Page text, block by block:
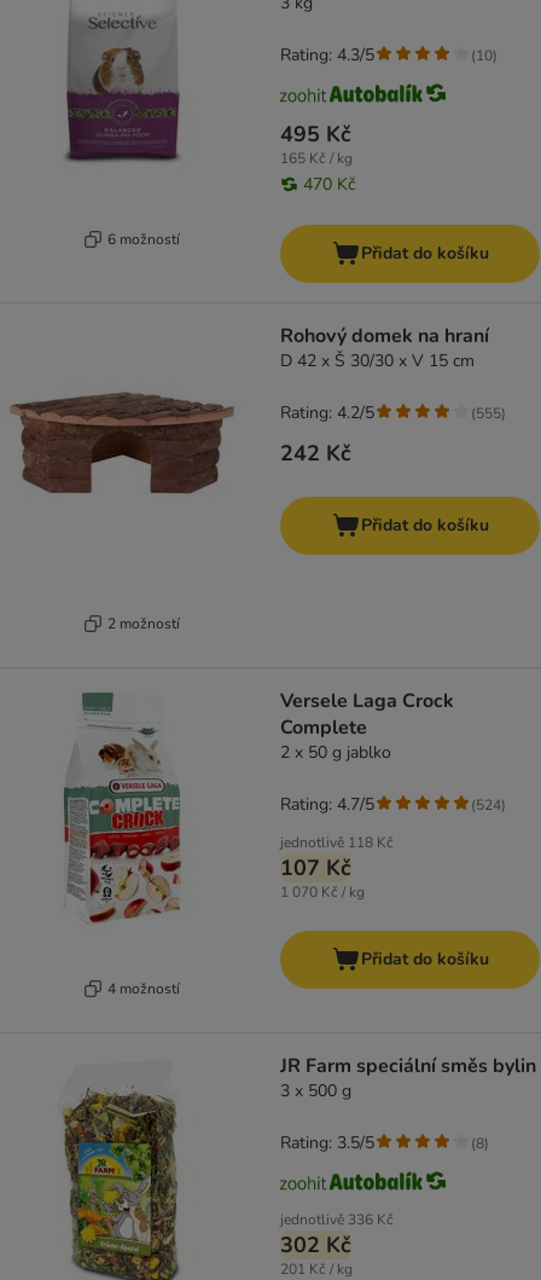
6 možností
495 Kč
165 Kč / kg
470 Kč
Rating: 4.3/5 (10)
Přidat do košíku
2 možností
Rohový domek na hraní
D 42 x Š 30/30 x V 15 cm
242 Kč
Rating: 4.2/5 (555)
Přidat do košíku
4 možností
Versele Laga Crock
Complete
2 x 50 g jablko
jednotlivě 118 Kč
107 Kč
1 070 Kč / kg
Rating: 4.7/5 (524)
Přidat do košíku
JR Farm speciální směs bylin
3 x 500 g
jednotlivě 336 Kč
302 Kč
201 Kč / kg
Rating: 3.5/5 (8)